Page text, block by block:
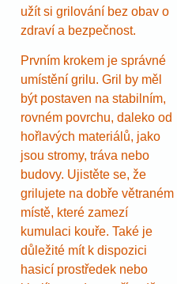
užít si grilování bez obav o
zdraví a bezpečnost.
Prvním krokem je správné
umístění grilu. Gril by měl
být postaven na stabilním,
rovném povrchu, daleko od
hořlavých materiálů, jako
jsou stromy, tráva nebo
budovy. Ujistěte se, že
grilujete na dobře větraném
místě, které zamezí
kumulaci kouře. Také je
důležité mít k dispozici
hasicí prostředek nebo